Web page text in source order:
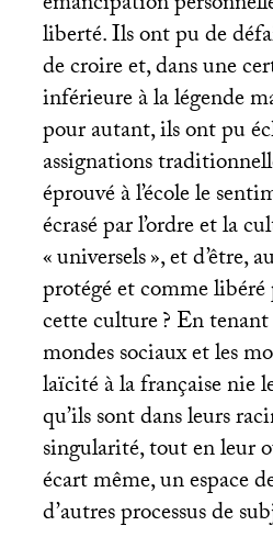
liberté. Ils ont pu de
de croire et, dans une
inférieure à la légende
pour autant, ils ont pu
assignations
éprouvé à l’école le
écrasé par l’ordre et la
«universels», et d’être,
protégé et comme
cette culture? En
mondes sociaux et les
laïcité à la française nie
qu’ils sont dans leurs
singularité, tout en leur
écart même, un espace
d’autres processus de